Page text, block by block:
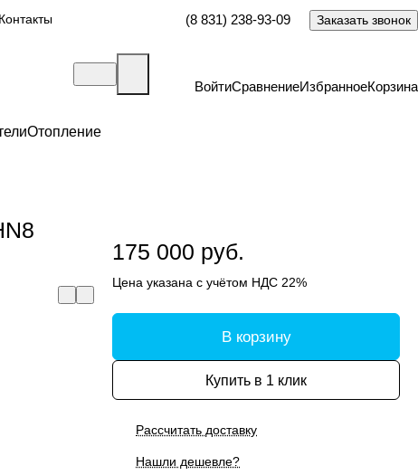
Контакты (8 831) 238-93-09 Заказать звонок
ВойтиСравнениеИзбранноеКорзина
Отопление
175 000 руб.
Цена указана с учётом НДС 22%
В корзину
Купить в 1 клик
Рассчитать доставку
Нашли дешевле?